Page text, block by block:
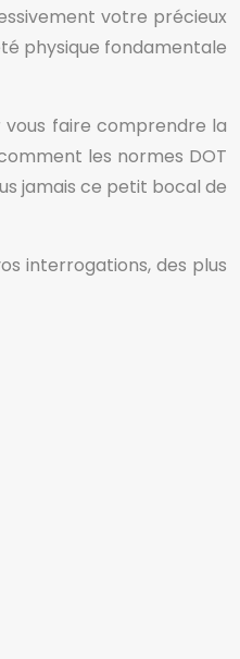
votre précieux
physique fondamentale
faire comprendre la
les normes DOT
jamais ce petit bocal de
interrogations, des plus